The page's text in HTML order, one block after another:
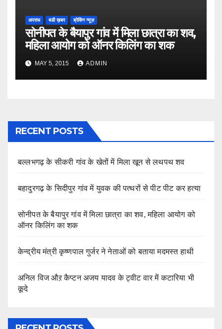
अपराध बडी ख़बर ब्रेकिंग न्यूज़
सोनीपत के बैयापुर गांव में मिला छात्रा का शव,
महिला आयोग को ऑनर किलिंग का शक
MAY 5, 2015 ADMIN
RECENT POSTS
बल्लभगढ़ के सीकरी गांव के खेतों में मिला खून से लथपथ शव
बहादुरगढ़ के सिदीपुर गांव में युवक की पत्थरों से पीट पीट कर हत्या
सोनीपत के बैयापुर गांव में मिला छात्रा का शव, महिला आयोग को
ऑनर किलिंग का शक
केन्द्रीय मंत्री कृष्णपाल गुर्जर ने नेताओं को बताया मदमस्त हाथी
अनिल विज औऱ कैप्टन अजय यादव के ट्वीट वार में कटारिया भी
कूदे